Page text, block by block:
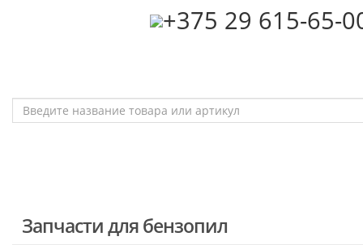
‎+375 29 615-65-
Запчасти для бензопил